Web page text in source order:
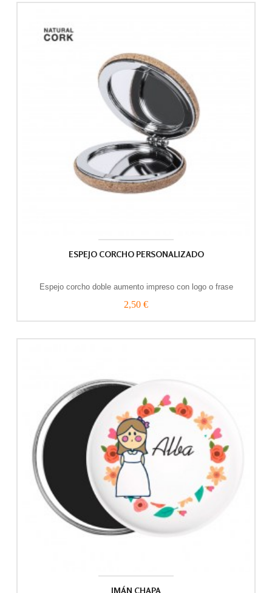
ESPEJO CORCHO PERSONALIZADO
Espejo corcho doble aumento impreso con logo o frase
2,50 €
IMÁN CHAPA